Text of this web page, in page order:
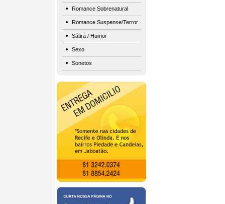
Romance Sobrenatural
Romance Suspense/Terror
Sátira / Humor
Sexo
Sonetos